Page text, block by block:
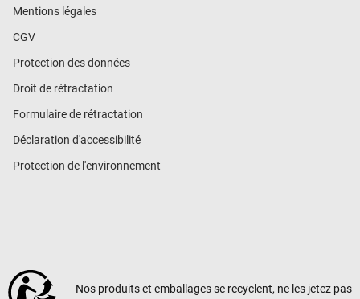
Mentions légales
CGV
Protection des données
Droit de rétractation
Formulaire de rétractation
Déclaration d'accessibilité
Protection de l'environnement
Nos produits et emballages se recyclent, ne les jetez pas